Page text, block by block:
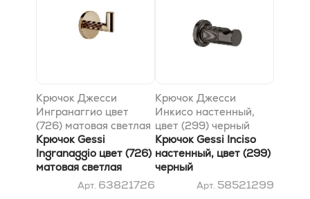
Крючок Джесси
Ингранаггио цвет
(726) матовая светлая
бронза
Крючок Gessi
Ingranaggio цвет (726)
матовая светлая
Арт. 63821726
Крючок Джесси
Инкисо настенный,
цвет (299) черный
Крючок Gessi Inciso
настенный, цвет (299)
черный
Арт. 58521299